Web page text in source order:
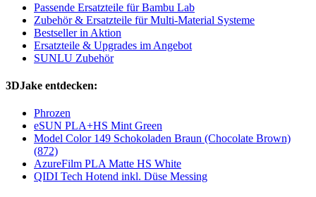
Passende Ersatzteile für Bambu Lab
Zubehör & Ersatzteile für Multi-Material Systeme
Bestseller in Aktion
Ersatzteile & Upgrades im Angebot
SUNLU Zubehör
3DJake entdecken:
Phrozen
eSUN PLA+HS Mint Green
Model Color 149 Schokoladen Braun (Chocolate Brown)
(872)
AzureFilm PLA Matte HS White
QIDI Tech Hotend inkl. Düse Messing